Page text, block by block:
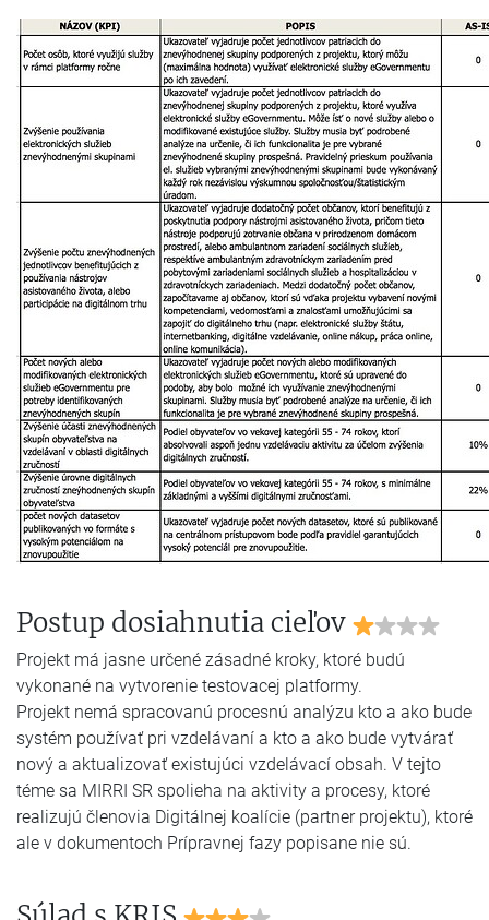
Postup dosiahnutia cieľov
Projekt má jasne určené zásadné kroky, ktoré budú
vykonané na vytvorenie testovacej platformy.
Projekt nemá spracovanú procesnú analýzu kto a ako bude
systém používať pri vzdelávaní a kto a ako bude vytvárať
nový a aktualizovať existujúci vzdelávací obsah. V tejto
téme sa MIRRI SR spolieha na aktivity a procesy, ktoré
realizujú členovia Digitálnej koalície (partner projektu), ktoré
ale v dokumentoch Prípravnej fazy popisane nie sú.